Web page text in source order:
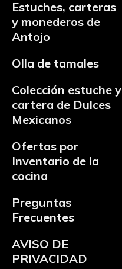
Estuches, carteras
y monederos de
Antojo
Olla de tamales
Colección estuche y
cartera de Dulces
Mexicanos
Ofertas por
Inventario de la
cocina
Preguntas
Frecuentes
AVISO DE
PRIVACIDAD